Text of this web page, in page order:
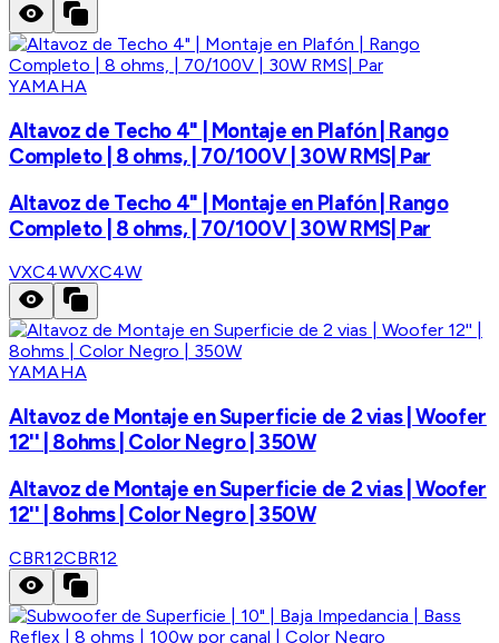
YAMAHA
Altavoz de Techo 4" | Montaje en Plafón | Rango
Completo | 8 ohms, | 70/100V | 30W RMS| Par
Altavoz de Techo 4" | Montaje en Plafón | Rango
Completo | 8 ohms, | 70/100V | 30W RMS| Par
VXC4WVXC4W
YAMAHA
Altavoz de Montaje en Superficie de 2 vias | Woofer
12'' | 8ohms | Color Negro | 350W
Altavoz de Montaje en Superficie de 2 vias | Woofer
12'' | 8ohms | Color Negro | 350W
CBR12CBR12